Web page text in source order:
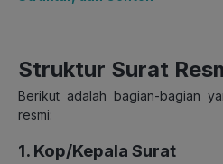
Struktur Surat
Berikut adalah bagian-bagian
resmi:
1. Kop/Kepala Surat